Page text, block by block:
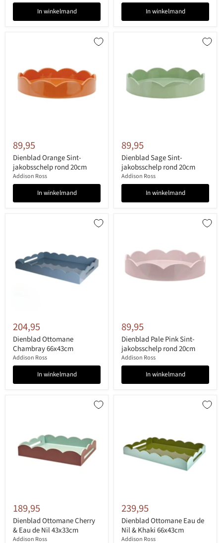
In winkelmand In winkelmand
89,95
Dienblad Orange Sint-
jakobsschelp rond 20cm
Addison Ross
In winkelmand
89,95
Dienblad Sage Sint-
jakobsschelp rond 20cm
Addison Ross
In winkelmand
204,95
Dienblad Ottomane
Chambray 66x43cm
Addison Ross
In winkelmand
89,95
Dienblad Pale Pink Sint-
jakobsschelp rond 20cm
Addison Ross
In winkelmand
189,95
Dienblad Ottomane Cherry
& Eau de Nil 43x33cm
Addison Ross
239,95
Dienblad Ottomane Eau de
Nil & Khaki 66x43cm
Addison Ross